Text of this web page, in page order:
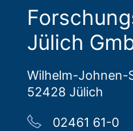
Jülich
Wilhelm-Johnen-
52428 Jülich
02461 61-0